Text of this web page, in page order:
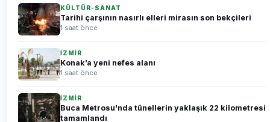
KÜLTÜR-SANAT
Tarihi çarşının nasırlı elleri mirasın son bekçileri
1 saat önce
İZMİR
Konak’a yeni nefes alanı
1 saat önce
İZMİR
Buca Metrosu'nda tünellerin yaklaşık 22 kilometresi
tamamlandı